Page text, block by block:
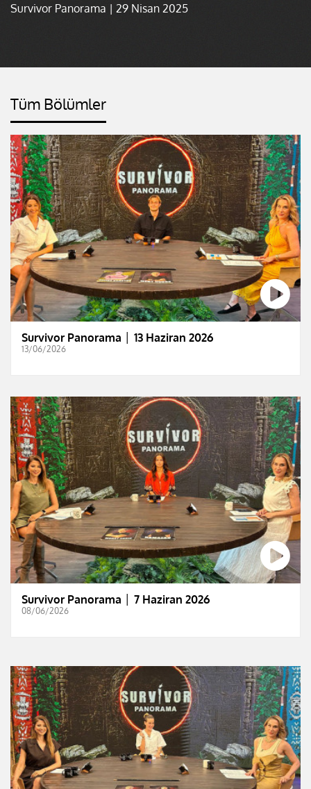
Survivor Panorama | 29 Nisan 2025
Tüm Bölümler
Survivor Panorama │ 13 Haziran 2026
13/06/2026
Survivor Panorama │ 7 Haziran 2026
08/06/2026